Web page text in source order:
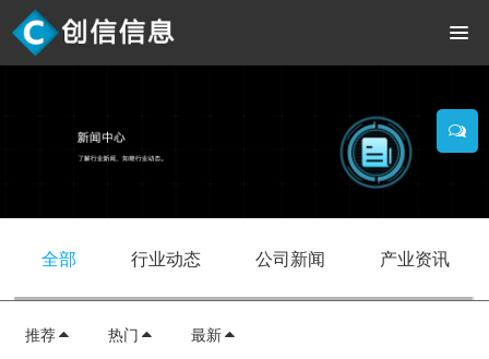
全部 行业动态 公司新闻 产业资讯
推荐 热门 最新